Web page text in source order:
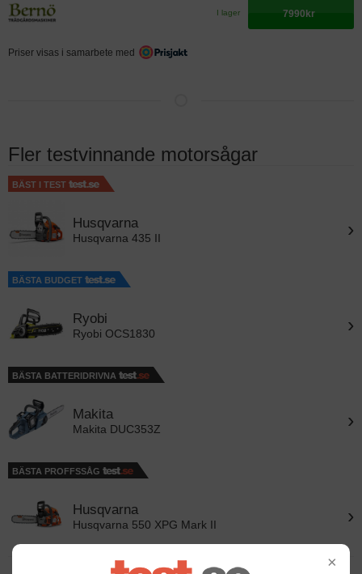
×
I lager 7990kr
Priser visas i samarbete med
Fler testvinnande motorsågar
BÄST I TEST
Husqvarna
Husqvarna 435 II ›
BÄSTA BUDGET
Ryobi
Ryobi OCS1830 ›
BÄSTA BATTERIDRIVNA
Makita
Makita DUC353Z ›
BÄSTA PROFFSSÅG
Husqvarna
Husqvarna 550 XPG Mark II ›